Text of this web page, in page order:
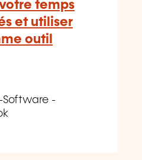
temps
et utiliser
outil
Software -